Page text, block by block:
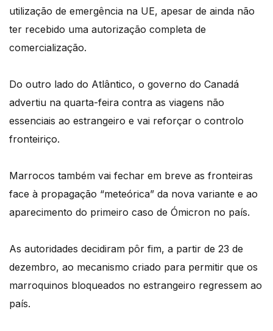
utilização de emergência na UE, apesar de ainda não
ter recebido uma autorização completa de
comercialização.
Do outro lado do Atlântico, o governo do Canadá
advertiu na quarta-feira contra as viagens não
essenciais ao estrangeiro e vai reforçar o controlo
fronteiriço.
Marrocos também vai fechar em breve as fronteiras
face à propagação “meteórica” da nova variante e ao
aparecimento do primeiro caso de Ómicron no país.
As autoridades decidiram pôr fim, a partir de 23 de
dezembro, ao mecanismo criado para permitir que os
marroquinos bloqueados no estrangeiro regressem ao
país.